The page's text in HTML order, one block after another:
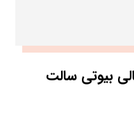
بیوتی سالت